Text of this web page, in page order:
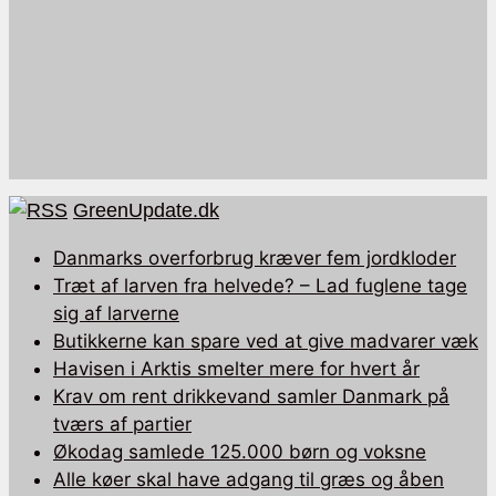
GreenUpdate.dk
Danmarks overforbrug kræver fem jordkloder
Træt af larven fra helvede? – Lad fuglene tage
sig af larverne
Butikkerne kan spare ved at give madvarer væk
Havisen i Arktis smelter mere for hvert år
Krav om rent drikkevand samler Danmark på
tværs af partier
Økodag samlede 125.000 børn og voksne
Alle køer skal have adgang til græs og åben